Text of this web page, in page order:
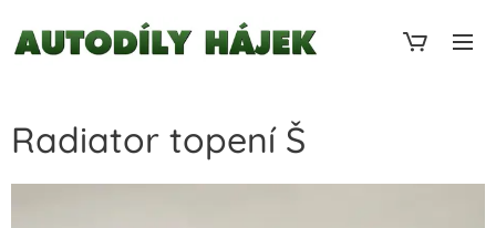
Radiator topení Š